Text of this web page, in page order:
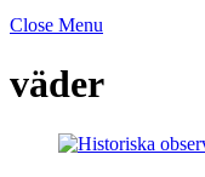
Close Menu
väder